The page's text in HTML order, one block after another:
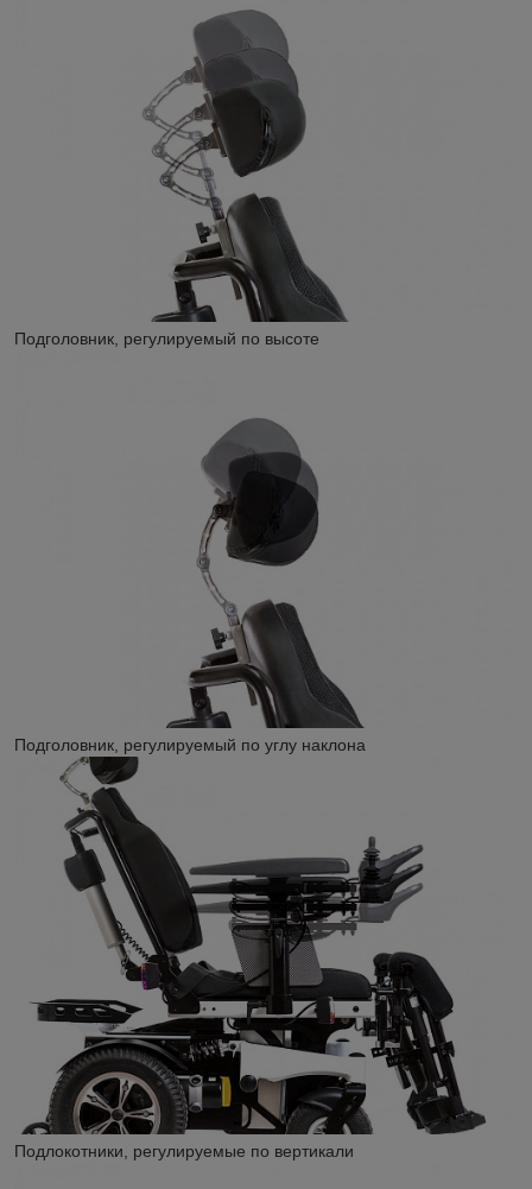
Подголовник, регулируемый по высоте
Подголовник, регулируемый по углу наклона
Подлокотники, регулируемые по вертикали